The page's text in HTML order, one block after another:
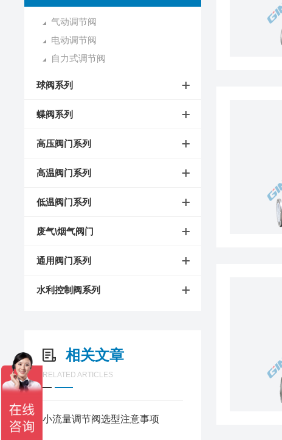
气动调节阀
电动调节阀
自力式调节阀
球阀系列
蝶阀系列
高压阀门系列
高温阀门系列
低温阀门系列
废气\烟气阀门
通用阀门系列
水利控制阀系列
相关文章
RELATED ARTICLES
小流量调节阀选型注意事项